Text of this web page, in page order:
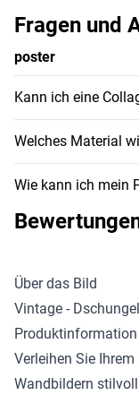
Fragen und
poster
Kann ich eine
Welches Material
Wie kann ich mein
Über das Bild
Vintage -
Produktinformation
Verleihen Sie
Wandbildern